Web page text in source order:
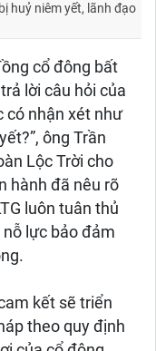
huỷ niêm yết, lãnh đạo
cổ đông bất
lời câu hỏi của
có nhận xét như
ông Trần
Lộc Trời cho
hành đã nêu rõ
luôn tuân thủ
lực bảo đảm
kết sẽ triển
theo quy định